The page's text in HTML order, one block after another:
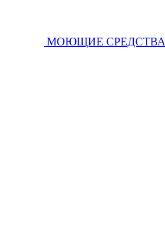
МОЮЩИЕ СРЕДСТВА